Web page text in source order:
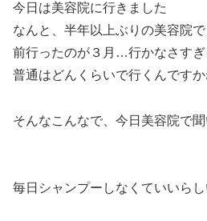
今日は美容院に行きました
なんと、半年以上ぶりの美容院で
前行ったのが３月…行かなさす
普通はどんくらいで行くんです
そんなこんなで、今日美容院で
毎日シャンプーしなくていいら